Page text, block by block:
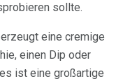
sollte.
eine cremige
einen Dip oder
ist eine großartige